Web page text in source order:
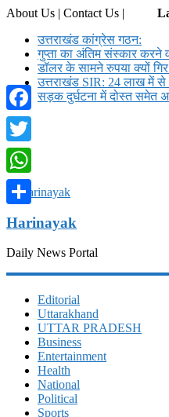
About Us | Contact Us |
उत्तराखंड कांग्रेस गठन:
गुप्ता का अंतिम संस्कार करने
डॉलर के सामने रुपया क्यों
उत्तराखंड SIR: 24 लाख में
सड़क दुर्घटना में दोस्त समेत
Harinayak
Daily News Portal
Editorial
Uttarakhand
UTTAR PRADESH
Business
Entertainment
Health
National
Political
Sports
Facebook
Twitter
WhatsApp
Share